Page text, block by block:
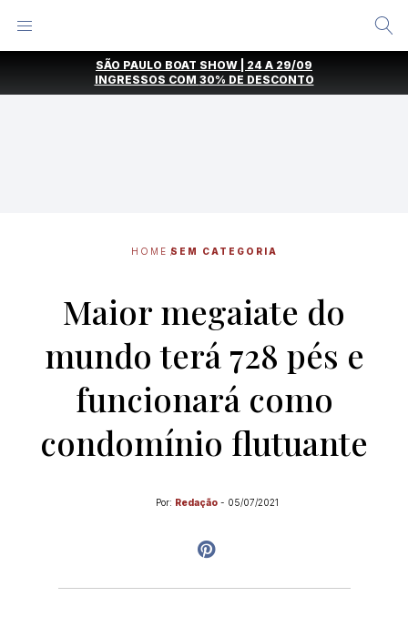
SÃO PAULO BOAT SHOW | 24 A 29/09
INGRESSOS COM 30% DE DESCONTO
HOME SEM CATEGORIA
Maior megaiate do
mundo terá 728 pés e
funcionará como
condomínio flutuante
Por: Redação - 05/07/2021